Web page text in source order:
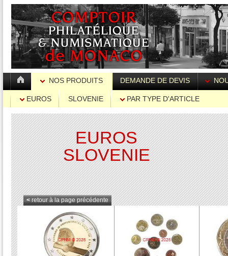
NOS PRODUITS DEMANDE DE DEVIS
EUROS SLOVENIE PAR TYPE D'ARTICLE
EUROS
SLOVENIE
< retour à la page précédente